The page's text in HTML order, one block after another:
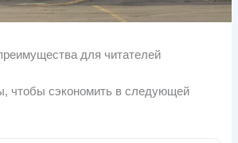
для читателей
чтобы сэкономить в следующей